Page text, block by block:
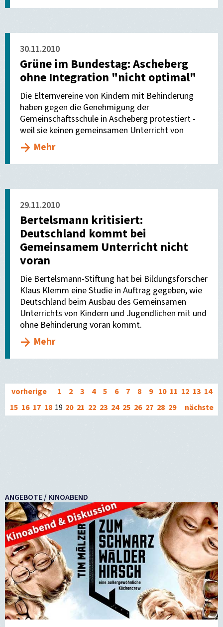
30.11.2010
Grüne im Bundestag: Ascheberg
ohne Integration "nicht optimal"
Die Elternvereine von Kindern mit Behinderung
haben gegen die Genehmigung der
Gemeinschaftsschule in Ascheberg protestiert -
weil sie keinen gemeinsamen Unterricht von
Mehr
29.11.2010
Bertelsmann kritisiert:
Deutschland kommt bei
Gemeinsamem Unterricht nicht
voran
Die Bertelsmann-Stiftung hat bei Bildungsforscher
Klaus Klemm eine Studie in Auftrag gegeben, wie
Deutschland beim Ausbau des Gemeinsamen
Unterrichts von Kindern und Jugendlichen mit und
ohne Behinderung voran kommt.
Mehr
vorherige 1 2 3 4 5 6 7 8 9 10 11 12 13 14
15 16 17 18 19 20 21 22 23 24 25 26 27 28 29 nächste
ANGEBOTE / KINOABEND